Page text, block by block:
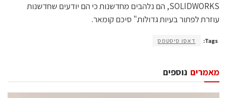
SOLIDWORKS, הם נלהבים מחדשנות כי הם יודעים שחדשנות
עוזרת לפתור בעיות גדולות." סיכם קומאר.
Tags: דאסו סיסטמס
נוספים מאמרים